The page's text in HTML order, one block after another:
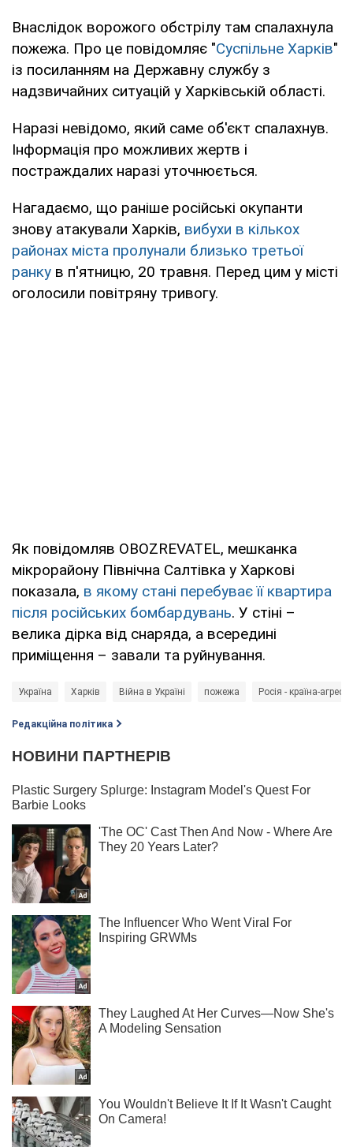
Внаслідок ворожого обстрілу там спалахнула
пожежа. Про це повідомляє "Суспільне Харків"
із посиланням на Державну службу з
надзвичайних ситуацій у Харківській області.
Наразі невідомо, який саме об'єкт спалахнув.
Інформація про можливих жертв і
постраждалих наразі уточнюється.
Нагадаємо, що раніше російські окупанти
знову атакували Харків, вибухи в кількох
районах міста пролунали близько третьої
ранку в п'ятницю, 20 травня. Перед цим у місті
оголосили повітряну тривогу.
Як повідомляв OBOZREVATEL, мешканка
мікрорайону Північна Салтівка у Харкові
показала, в якому стані перебуває її квартира
після російських бомбардувань. У стіні –
велика дірка від снаряда, а всередині
приміщення – завали та руйнування.
Україна Харків Війна в Україні пожежа Росія - країна-агресор
Редакційна політика